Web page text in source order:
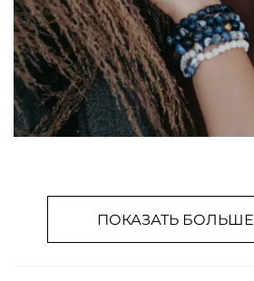
ПОКАЗАТЬ БОЛЬШЕ